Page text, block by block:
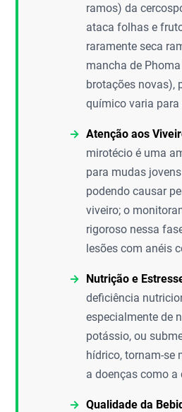
ramos) da
ataca folhas e
raramente seca
mancha de
brotações novas),
químico varia para
Atenção aos
mirotécio é uma
para mudas
podendo causar
viveiro; o
rigoroso nessa
lesões com anéis
Nutrição e
deficiência
especialmente de
potássio, ou
hídrico, tornam-se
a doenças como a
Qualidade da